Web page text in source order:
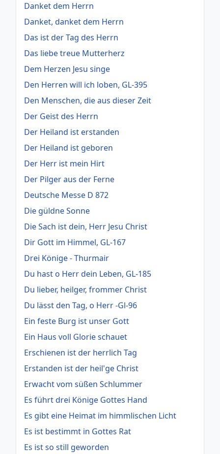
Danket dem Herrn
Danket, danket dem Herrn
Das ist der Tag des Herrn
Das liebe treue Mutterherz
Dem Herzen Jesu singe
Den Herren will ich loben, GL-395
Den Menschen, die aus dieser Zeit
Der Geist des Herrn
Der Heiland ist erstanden
Der Heiland ist geboren
Der Herr ist mein Hirt
Der Pilger aus der Ferne
Deutsche Messe D 872
Die güldne Sonne
Die Sach ist dein, Herr Jesu Christ
Dir Gott im Himmel, GL-167
Drei Könige - Thurmair
Du hast o Herr dein Leben, GL-185
Du lieber, heilger, frommer Christ
Du lässt den Tag, o Herr -Gl-96
Ein feste Burg ist unser Gott
Ein Haus voll Glorie schauet
Erschienen ist der herrlich Tag
Erstanden ist der heil'ge Christ
Erwacht vom süßen Schlummer
Es führt drei Könige Gottes Hand
Es gibt eine Heimat im himmlischen Licht
Es ist bestimmt in Gottes Rat
Es ist so still geworden